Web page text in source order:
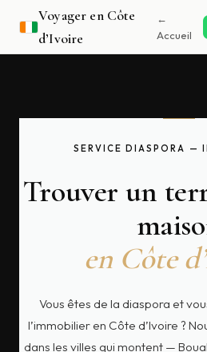
Voyager en Côte
d’Ivoire
←
Accueil
SERVICE DIASPORA —
Trouver un
en Côte
Vous êtes de la diaspora et
l’immobilier en Côte d’Ivoire ?
dans les villes qui montent —